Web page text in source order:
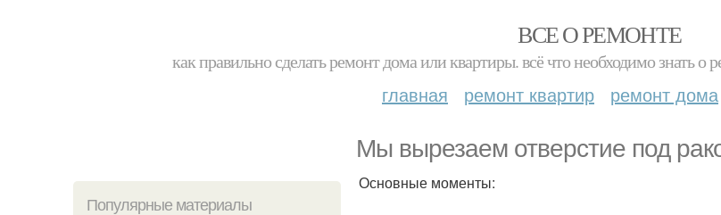
ВСЕ О РЕМОНТЕ
как правильно сделать ремонт дома или квартиры. всё что необходимо знать
главная ремонт квартир ремонт дома
Мы вырезаем отверстие под
Популярные материалы
Основные моменты: